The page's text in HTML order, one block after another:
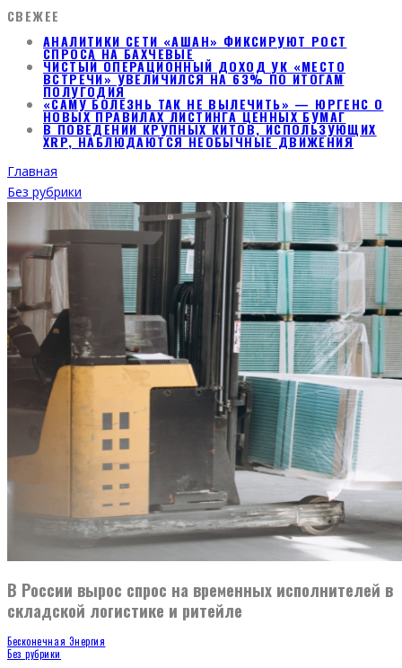
СВЕЖЕЕ
АНАЛИТИКИ СЕТИ «АШАН» ФИКСИРУЮТ РОСТ
СПРОСА НА БАХЧЕВЫЕ
ЧИСТЫЙ ОПЕРАЦИОННЫЙ ДОХОД УК «МЕСТО
ВСТРЕЧИ» УВЕЛИЧИЛСЯ НА 63% ПО ИТОГАМ
ПОЛУГОДИЯ
«САМУ БОЛЕЗНЬ ТАК НЕ ВЫЛЕЧИТЬ» — ЮРГЕНС О
НОВЫХ ПРАВИЛАХ ЛИСТИНГА ЦЕННЫХ БУМАГ
В ПОВЕДЕНИИ КРУПНЫХ КИТОВ, ИСПОЛЬЗУЮЩИХ
XRP, НАБЛЮДАЮТСЯ НЕОБЫЧНЫЕ ДВИЖЕНИЯ
Главная
Без рубрики
В России вырос спрос на временных исполнителей в
складской логистике и ритейле
Бесконечная Энергия
Без рубрики